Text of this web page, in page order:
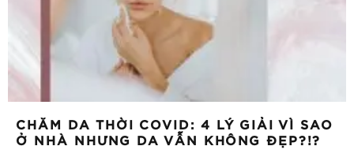
CHĂM DA THỜI COVID: 4 LÝ GIẢI VÌ SAO
Ở NHÀ NHƯNG DA VẪN KHÔNG ĐẸP?!?